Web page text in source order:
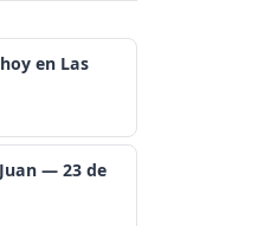
en Las
— 23 de